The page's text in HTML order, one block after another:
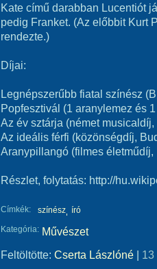
Kate című darabban Lucentiót
pedig Franket. (Az előbbit Kurt
rendezte.)
Díjai:
Legnépszerűbb fiatal színész
Popfesztivál (1 aranylemez és
Az év sztárja (német
Az ideális férfi (közönségdíj,
Aranypillangó (filmes életműdíj,
Részlet, folytatás: http://
Címkék: színész
író
Kategória: Művészet
Feltöltötte: Cserta Lászlóné | 13